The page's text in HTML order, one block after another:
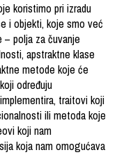
koristimo pri izradu
i objekti, koje smo već
polja za čuvanje
apstraktne klase
metode koje će
određuju
traitovi koji
ili metoda koje
koji nam
koja nam omogućava